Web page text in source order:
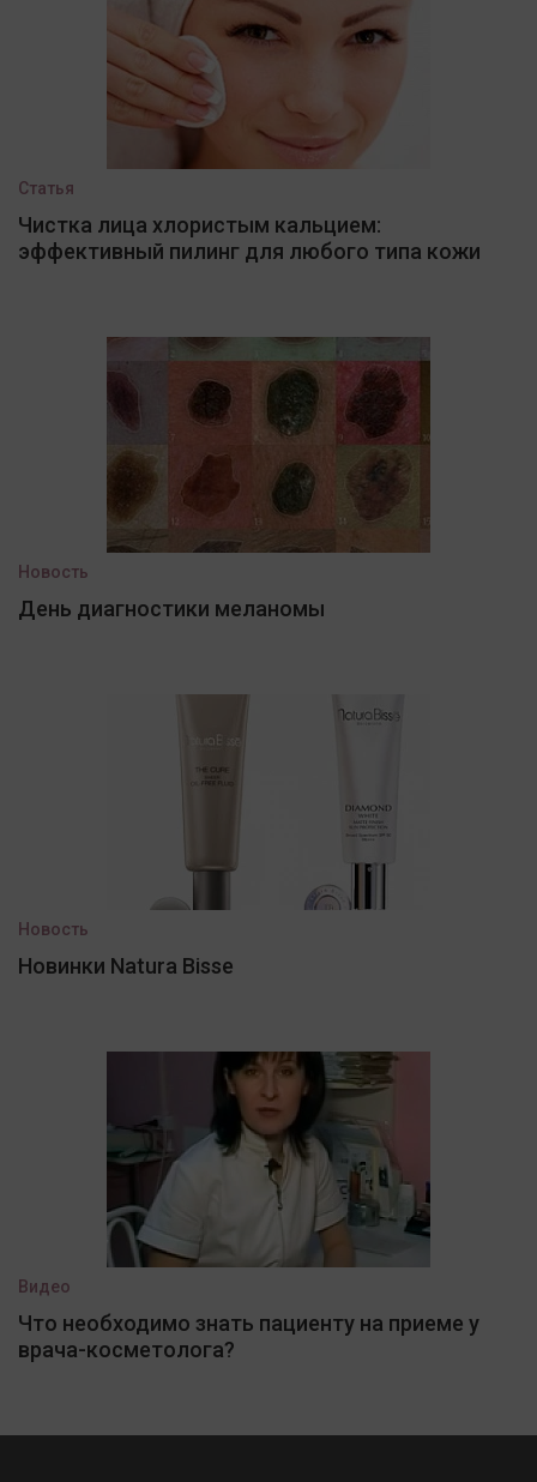
Статья
Чистка лица хлористым кальцием:
эффективный пилинг для любого типа кожи
Новость
День диагностики меланомы
Новость
Новинки Natura Bisse
Видео
Что необходимо знать пациенту на приеме у
врача-косметолога?